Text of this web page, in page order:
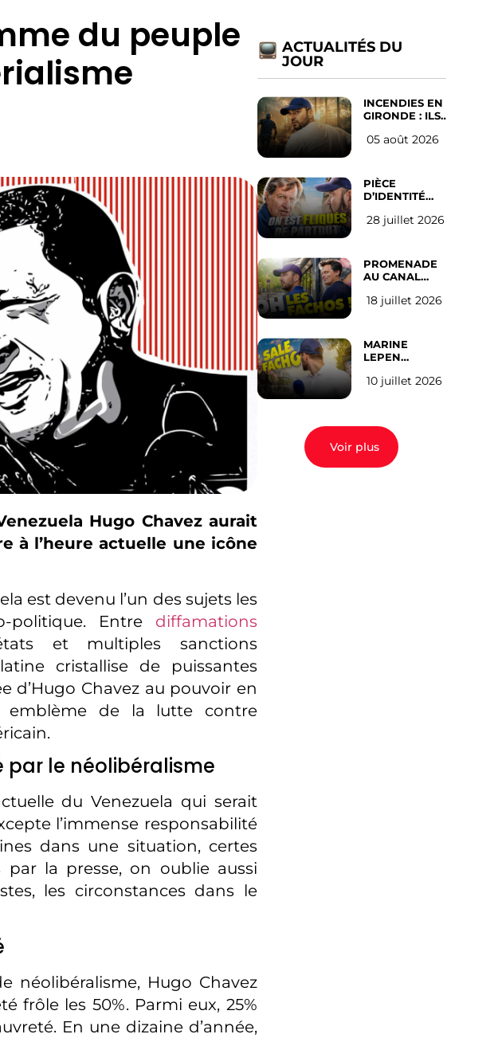
du peuple
Hugo Chavez aurait
à l’heure actuelle une icône
est devenu l’un des sujets les
politique. Entre diffamations
et multiples sanctions
cristallise de puissantes
d’Hugo Chavez au pouvoir en
emblème de la lutte contre
par le néolibéralisme
du Venezuela qui serait
l’immense responsabilité
dans une situation, certes
par la presse, on oublie aussi
les circonstances dans le
néolibéralisme, Hugo Chavez
frôle les 50%. Parmi eux, 25%
En une dizaine d’année,
ACTUALITÉS DU
JOUR
INCENDIES EN
GIRONDE : ILS
D’ABANDONNER
05 août 2026
PIÈCE
D’IDENTITÉ
SUR LES
l’avis des
Français
28 juillet 2026
PROMENADE
AU CANAL
(les gauchistes
18 juillet 2026
MARINE
LEPEN
EN 2027 : l’avis
10 juillet 2026
Voir plus